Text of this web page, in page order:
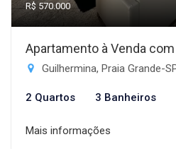
R$ 570.000
Apartamento à Venda
Guilhermina, Praia Grande-
2 Quartos 3 Banheiros
Mais informações